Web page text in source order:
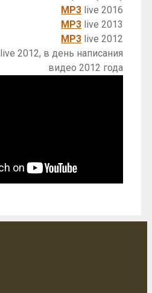
MP3 live 2016
MP3 live 2013
MP3 live 2012
live 2012, в день написания
видео 2012 года